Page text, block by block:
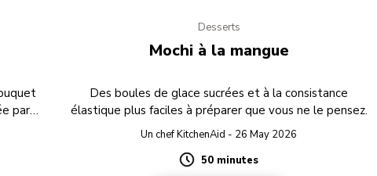
par
Desserts
Mochi à la mangue
Des boules de glace sucrées et à la consistance
élastique plus faciles à préparer que vous ne le pensez.
Un chef KitchenAid - 26 May 2026
Duration
50 minutes